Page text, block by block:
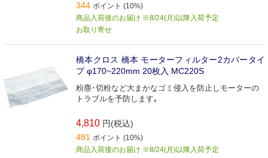
344 ポイント (10%)
商品入荷後のお届け ※8/24(月)以降入荷予定
お取り寄せ
橋本クロス 橋本 モーターフィルター2カバータイ
プ φ170~220mm 20枚入 MC220S
粉塵･切粉など大まかなゴミ侵入を防止しモーターの
トラブルを予防します｡
4,810 円(税込)
481 ポイント (10%)
商品入荷後のお届け ※8/24(月)以降入荷予定